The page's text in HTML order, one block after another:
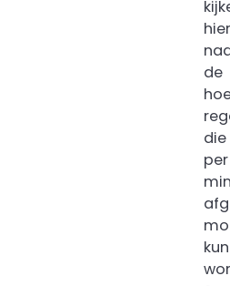
de
die
per